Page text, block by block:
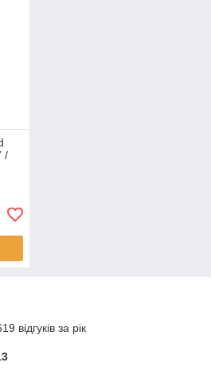
/
відгуків за рік